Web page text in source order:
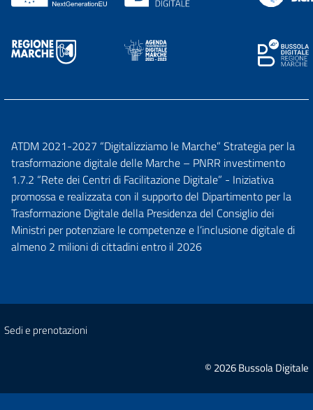
ATDM 2021-2027 “Digitalizziamo le Marche” Strategia per la
trasformazione digitale delle Marche – PNRR investimento
1.7.2 “Rete dei Centri di Facilitazione Digitale” - Iniziativa
promossa e realizzata con il supporto del Dipartimento per la
Trasformazione Digitale della Presidenza del Consiglio dei
Ministri per potenziare le competenze e l’inclusione digitale di
almeno 2 milioni di cittadini entro il 2026
Sedi e prenotazioni
© 2026 Bussola Digitale